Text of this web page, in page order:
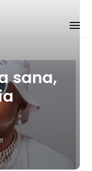
sana,
Harmonize:
Inahuzunisha
Sana,